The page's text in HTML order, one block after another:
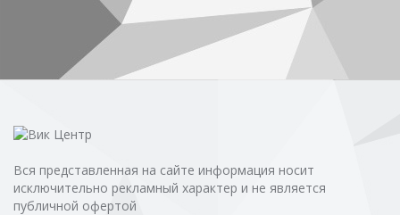
Вся представленная на сайте информация носит
исключительно рекламный характер и не является
публичной офертой